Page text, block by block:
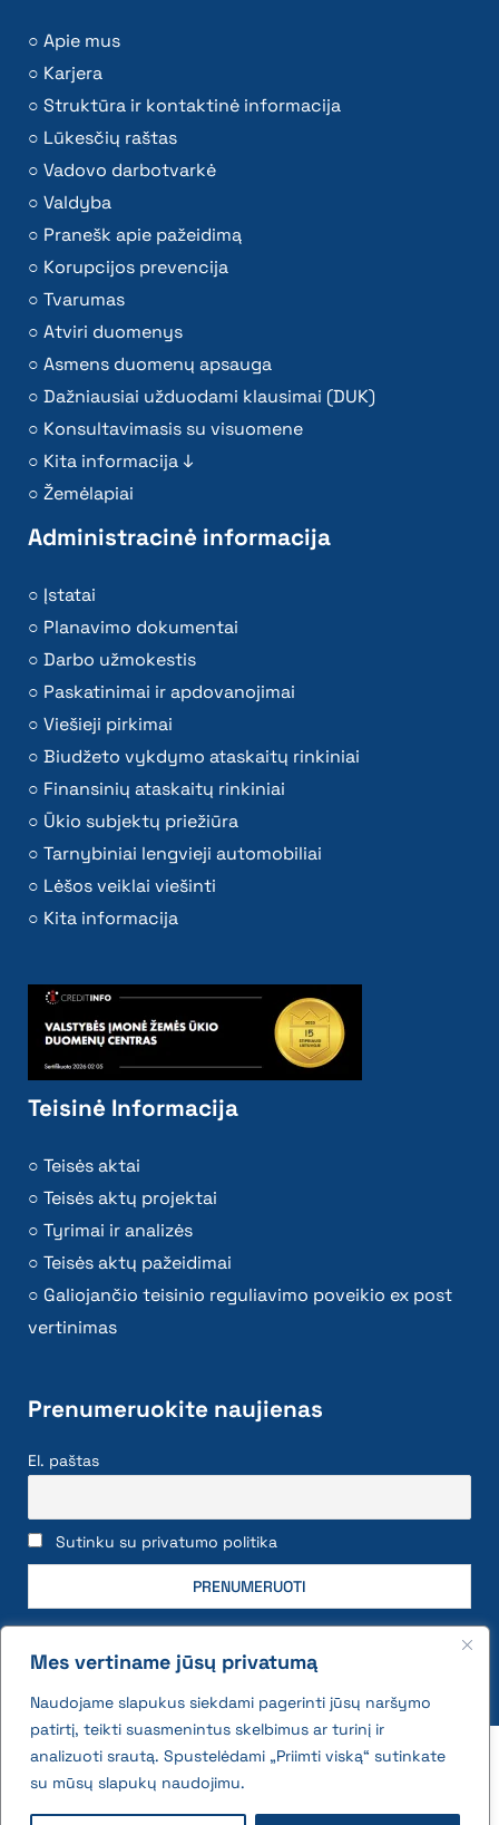
Mes vertiname jūsų privatumą
Naudojame slapukus siekdami pagerinti jūsų naršymo
patirtį, teikti suasmenintus skelbimus ar turinį ir
analizuoti srautą. Spustelėdami „Priimti viską“ sutinkate
su mūsų slapukų naudojimu.
Apie mus
Karjera
Struktūra ir kontaktinė informacija
Lūkesčių raštas
Vadovo darbotvarkė
Valdyba
Pranešk apie pažeidimą
Korupcijos prevencija
Tvarumas
Atviri duomenys
Asmens duomenų apsauga
Dažniausiai užduodami klausimai (DUK)
Konsultavimasis su visuomene
Kita informacija ↓
Žemėlapiai
Administracinė informacija
Įstatai
Planavimo dokumentai
Darbo užmokestis
Paskatinimai ir apdovanojimai
Viešieji pirkimai
Biudžeto vykdymo ataskaitų rinkiniai
Finansinių ataskaitų rinkiniai
Ūkio subjektų priežiūra
Tarnybiniai lengvieji automobiliai
Lėšos veiklai viešinti
Kita informacija
Teisinė Informacija
Teisės aktai
Teisės aktų projektai
Tyrimai ir analizės
Teisės aktų pažeidimai
Galiojančio teisinio reguliavimo poveikio ex post
vertinimas
Prenumeruokite naujienas
El. paštas
Sutinku su privatumo politika
2026 © All rights reserved | VĮ Žemės ūkio duomenų
centras
Privatumo politika ir slapukų naudojimo taisyklės